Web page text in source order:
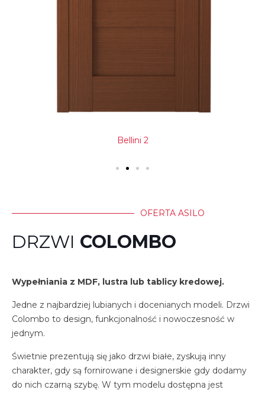
Bellini 2
OFERTA ASILO
DRZWI COLOMBO
Wypełniania z MDF, lustra lub tablicy kredowej.
Jedne z najbardziej lubianych i docenianych modeli. Drzwi
Colombo to design, funkcjonalność i nowoczesność w
jednym.
Świetnie prezentują się jako drzwi białe, zyskują inny
charakter, gdy są fornirowane i designerskie gdy dodamy
do nich czarną szybę. W tym modelu dostępna jest